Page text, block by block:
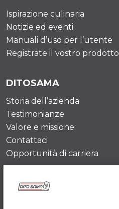
Ispirazione culinaria
Notizie ed eventi
Manuali d’uso per l’utente
Registrate il vostro prodotto
DITOSAMA
Storia dell’azienda
Testimonianze
Valore e missione
Contattaci
Opportunità di carriera
POLICY IT